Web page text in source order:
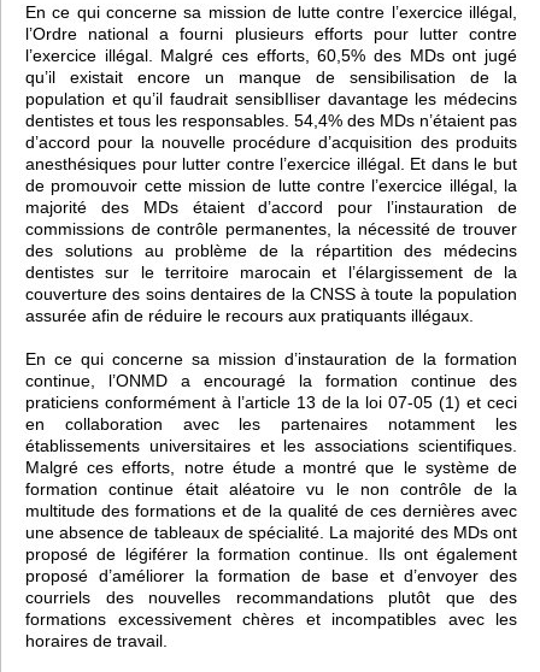
En ce qui concerne sa mission de lutte contre l’exercice illégal,
l’Ordre national a fourni plusieurs efforts pour lutter contre
l’exercice illégal. Malgré ces efforts, 60,5% des MDs ont jugé
qu’il existait encore un manque de sensibilisation de la
population et qu’il faudrait sensibIliser davantage les médecins
dentistes et tous les responsables. 54,4% des MDs n’étaient pas
d’accord pour la nouvelle procédure d’acquisition des produits
anesthésiques pour lutter contre l’exercice illégal. Et dans le but
de promouvoir cette mission de lutte contre l’exercice illégal, la
majorité des MDs étaient d’accord pour l’instauration de
commissions de contrôle permanentes, la nécessité de trouver
des solutions au problème de la répartition des médecins
dentistes sur le territoire marocain et l’élargissement de la
couverture des soins dentaires de la CNSS à toute la population
assurée afin de réduire le recours aux pratiquants illégaux.
En ce qui concerne sa mission d’instauration de la formation
continue, l’ONMD a encouragé la formation continue des
praticiens conformément à l’article 13 de la loi 07-05 (1) et ceci
en collaboration avec les partenaires notamment les
établissements universitaires et les associations scientifiques.
Malgré ces efforts, notre étude a montré que le système de
formation continue était aléatoire vu le non contrôle de la
multitude des formations et de la qualité de ces dernières avec
une absence de tableaux de spécialité. La majorité des MDs ont
proposé de légiférer la formation continue. Ils ont également
proposé d’améliorer la formation de base et d’envoyer des
courriels des nouvelles recommandations plutôt que des
formations excessivement chères et incompatibles avec les
horaires de travail.